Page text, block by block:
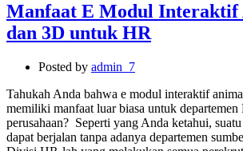
Manfaat E Modul Interaktif
dan 3D untuk HR
Posted by admin_7
Tahukah Anda bahwa e modul interaktif
memiliki manfaat luar biasa untuk departemen
perusahaan? Seperti yang Anda ketahui,
dapat berjalan tanpa adanya departemen